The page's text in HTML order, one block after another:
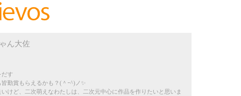
ん大佐
す
勤賞もらえるかも？(＾ｰ^)ノ✨
けど、二次萌えなわたしは、二次元中心に作品を作りたいと思いま